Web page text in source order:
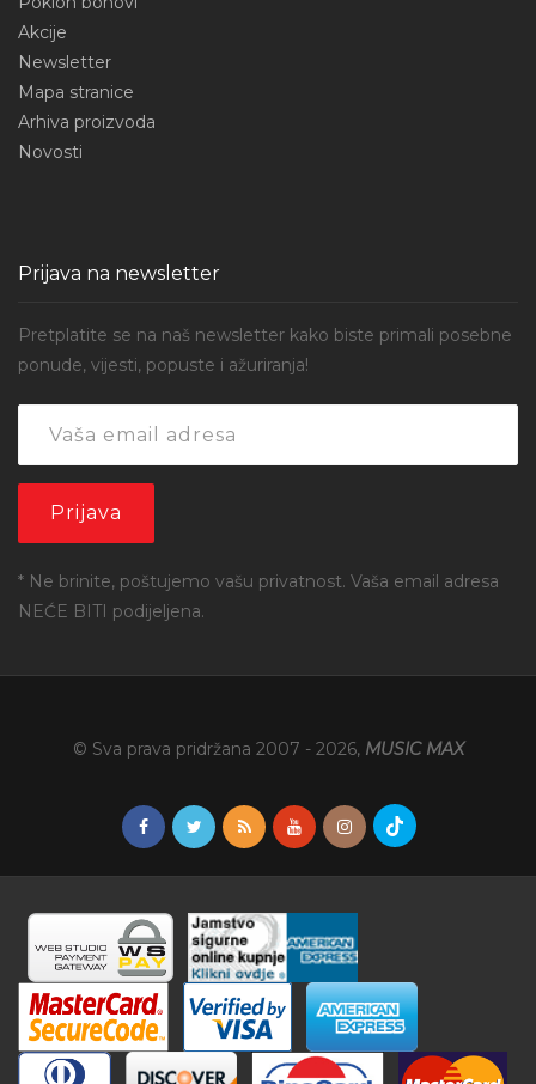
Akcije
Newsletter
Mapa stranice
Arhiva proizvoda
Novosti
Prijava na newsletter
Pretplatite se na naš newsletter kako biste primali posebne
ponude, vijesti, popuste i ažuriranja!
* Ne brinite, poštujemo vašu privatnost. Vaša email adresa
NEĆE BITI podijeljena.
© Sva prava pridržana 2007 - 2026, MUSIC MAX